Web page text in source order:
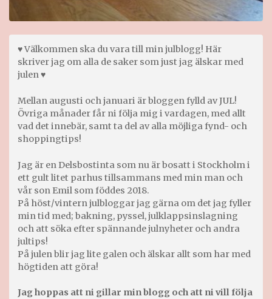
♥ Välkommen ska du vara till min julblogg! Här
skriver jag om alla de saker som just jag älskar med
julen ♥
Mellan augusti och januari är bloggen fylld av JUL!
Övriga månader får ni följa mig i vardagen, med allt
vad det innebär, samt ta del av alla möjliga fynd- och
shoppingtips!
Jag är en Delsbostinta som nu är bosatt i Stockholm i
ett gult litet parhus tillsammans med min man och
vår son Emil som föddes 2018.
På höst/vintern julbloggar jag gärna om det jag fyller
min tid med; bakning, pyssel, julklappsinslagning
och att söka efter spännande julnyheter och andra
jultips!
På julen blir jag lite galen och älskar allt som har med
högtiden att göra!
Jag hoppas att ni gillar min blogg och att ni vill följa